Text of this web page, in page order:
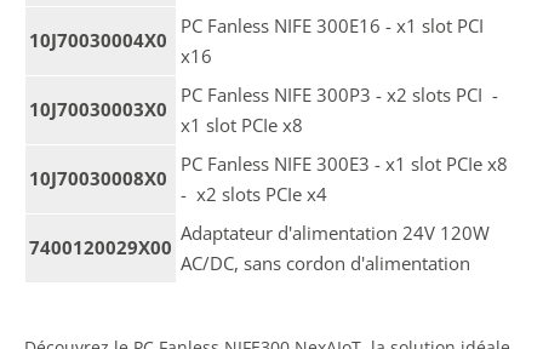
10J70030004X0
PC Fanless NIFE 300E16 - x1 slot PCI
x16
10J70030003X0
PC Fanless NIFE 300P3 - x2 slots PCI -
x1 slot PCIe x8
10J70030008X0
PC Fanless NIFE 300E3 - x1 slot PCIe x8
- x2 slots PCIe x4
7400120029X00
Adaptateur d'alimentation 24V 120W
AC/DC, sans cordon d'alimentation